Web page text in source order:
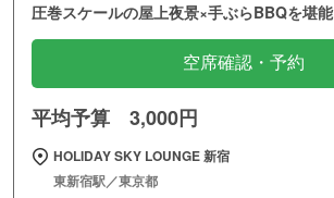
圧巻スケールの屋上夜景×手ぶらBBQを堪能
空席確認・予約
平均予算 3,000円
HOLIDAY SKY LOUNGE 新宿
東新宿駅／東京都